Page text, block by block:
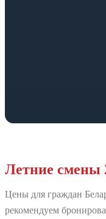
Летние смены
Цены для граждан
рекомендуем